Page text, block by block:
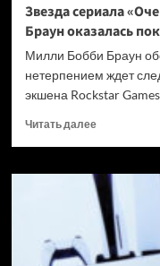
Звезда сериала
Браун оказалась
Милли Бобби Браун
нетерпением ждет
экшена Rockstar
Читать далееПрочитать
Звезда
сериала
«Очень
странные
дела»
Милли